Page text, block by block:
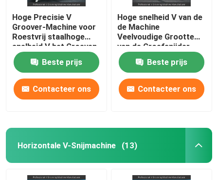
Hoge Precisie V
Groover-Machine voor
Roestvrij staalhoge
snelheid V het Groeven
Machine
Beste prijs
Contacteer ons
Hoge snelheid V van de
de Machine
Veelvoudige Grootte
van de Groefsnijder
CNC V het Groeven
MachineBeste prijs
Contacteer ons
Horizontale V-Snijmachine (13)